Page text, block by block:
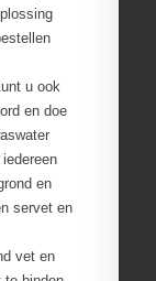
u ook
en doe
en
servet en
vet en